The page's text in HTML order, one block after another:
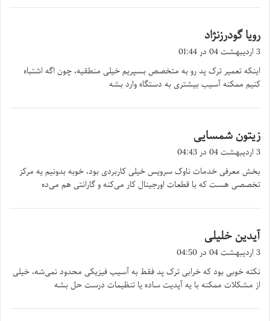
رویا گودرزنژاد
ت
:
3 اردیبهشت 04 در 01:44
اینکه تعمیر ترک پد رو به متخصص بسپریم خیلی منطقیه، چون اگه اشتباه
کنیم ممکنه آسیب بیشتری به دستگاه وارد بشه
زیتون شمسایی
ف
:
3 اردیبهشت 04 در 04:43
بخش معرفی خدمات ناوک سرویس خیلی کاربردی بود، خوبه بدونیم یه مرکز
تخصصی هست که با قطعات اورجینال کار می‌کنه و گارانتی هم می‌ده
آیدین خلیلی
ت
:
3 اردیبهشت 04 در 04:50
نکته خوبی بود که خرابی ترک پد فقط به آسیب فیزیکی محدود نمی‌شه، خیلی
از مشکلات ممکنه با یه آپدیت ساده یا تنظیمات درست حل بشه